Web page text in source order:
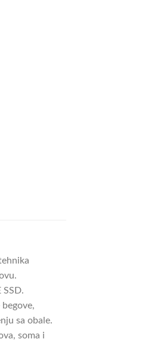
sa obale.
soma i